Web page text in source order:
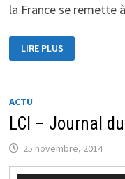
la France se remette
PRÉSIDENCE
SARKOZY
LIRE PLUS
ACTU
LCI – Journal
25 novembre, 2014